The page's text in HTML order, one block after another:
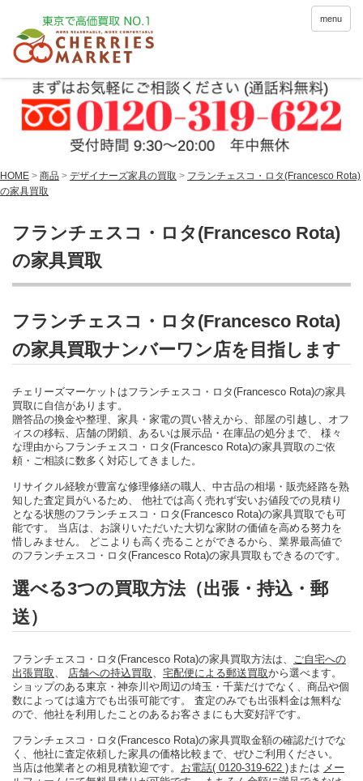
menu
HOME > 商品 > デザイナーズ家具の買取 > フランチェスコ・ロタ(Francesco Rota)
の家具買取
フランチェスコ・ロタ(Francesco Rota)
の家具買取
フランチェスコ・ロタ(Francesco Rota)
の家具買取ナンバーワン店を目指します
チェリーズマーケットはフランチェスコ・ロタ(Francesco Rota)の家具
買取に自信があります。
贈答品の換金や整理、家具・家電の買い替えから、部屋の引越し、オフ
ィスの移転、店舗の閉鎖、あるいは展示品・在庫品の処分まで、 様々
な理由からフランチェスコ・ロタ(Francesco Rota)の家具買取のご依
頼・ご相談に数多く対応してきました。
リサイクル経験が豊富な修理修繕の職人、中古品の相場・販売経路を熟
知した査定員がいるため、 他社では高く売れず安いお値段での見積り
となる状態のフランチェスコ・ロタ(Francesco Rota)の家具買取でも可
能です。 当店は、お譲りいただいた大切な家財の価値を高める努力を
惜しみません。 どこよりも高く売ることができるから、業界最高値で
のフランチェスコ・ロタ(Francesco Rota)の家具買取もできるのです。
選べる3つの買取方法（出張・持込・郵
送）
フランチェスコ・ロタ(Francesco Rota)の家具買取方法は、
ご自宅への
出張買取
店舗への持込買取 宅配便による郵送買取から選べます。
ショップのある東京・神奈川や周辺の埼玉・千葉だけでなく、商品や個
数によっては遠方でも出張可能です。 査定のみでも出張料金は無料な
ので、他社を利用したことのあるお客さまにも大変好評です。
フランチェスコ・ロタ(Francesco Rota)の家具買取金額の確認だけでな
く、他社に査定依頼した家具の価格比較まで、ぜひご利用ください。
当店は他業者との相見積歓迎です。 お電話( 0120-319-622 ) または メー